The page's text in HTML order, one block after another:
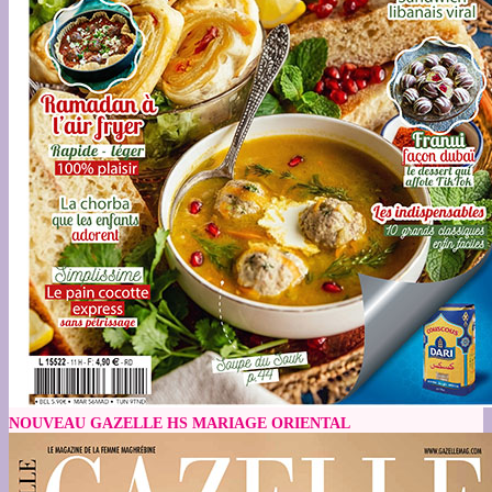
NOUVEAU GAZELLE HS MARIAGE ORIENTAL